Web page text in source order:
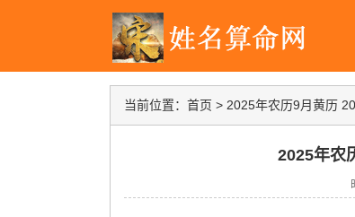
当前位置： 首页 > 2025年农历9月黄历
2025年农